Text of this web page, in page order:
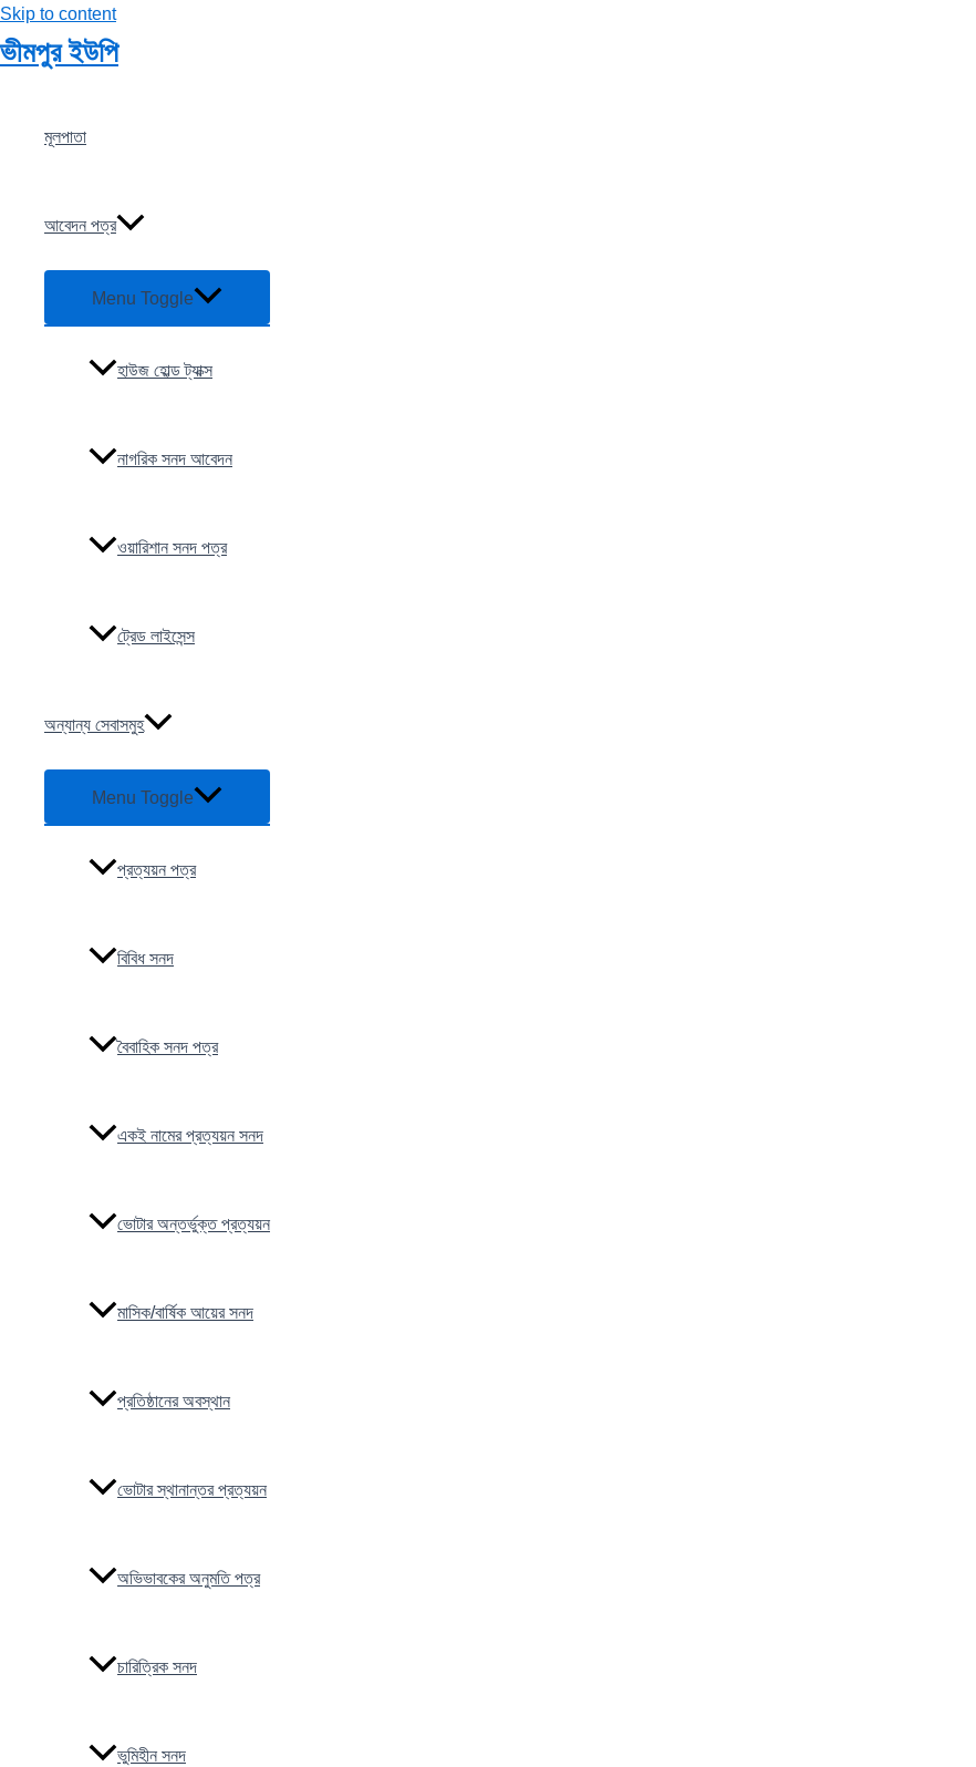
Skip to content
ভীমপুর ইউপি
মূলপাতা
আবেদন পত্র
Menu Toggle
হাউজ হোল্ড ট্যাক্স
নাগরিক সনদ আবেদন
ওয়ারিশান সনদ পত্র
ট্রেড লাইসেন্স
অন্যান্য সেবাসমুহ
Menu Toggle
প্রত্যয়ন পত্র
বিবিধ সনদ
বৈবাহিক সনদ পত্র
একই নামের প্রত্যয়ন সনদ
ভোটার অন্তর্ভুক্ত প্রত্যয়ন
মাসিক/বার্ষিক আয়ের সনদ
প্রতিষ্ঠানের অবস্থান
ভোটার স্থানান্তর প্রত্যয়ন
অভিভাবকের অনুমতি পত্র
চারিত্রিক সনদ
ভুমিহীন সনদ